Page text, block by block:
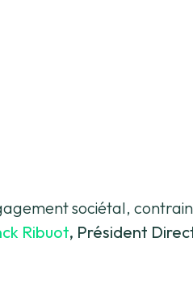
sociétal,
Ribuot, Président